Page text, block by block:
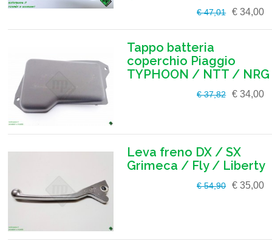
€ 47,01 € 34,00
Tappo batteria
coperchio Piaggio
TYPHOON / NTT / NRG
€ 37,82 € 34,00
Leva freno DX / SX
Grimeca / Fly / Liberty
€ 54,90 € 35,00